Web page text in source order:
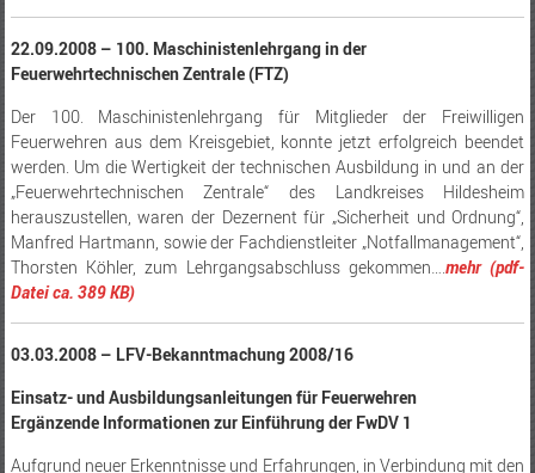
22.09.2008 – 100. Maschinistenlehrgang in der
Feuerwehrtechnischen Zentrale (FTZ)
Der 100. Maschinistenlehrgang für Mitglieder der Freiwilligen
Feuerwehren aus dem Kreisgebiet, konnte jetzt erfolgreich beendet
werden. Um die Wertigkeit der technischen Ausbildung in und an der
„Feuerwehrtechnischen Zentrale“ des Landkreises Hildesheim
herauszustellen, waren der Dezernent für „Sicherheit und Ordnung“,
Manfred Hartmann, sowie der Fachdienstleiter „Notfallmanagement“,
Thorsten Köhler, zum Lehrgangsabschluss gekommen….mehr (pdf-
Datei ca. 389 KB)
03.03.2008 – LFV-Bekanntmachung 2008/16
Einsatz- und Ausbildungsanleitungen für Feuerwehren
Ergänzende Informationen zur Einführung der FwDV 1
Aufgrund neuer Erkenntnisse und Erfahrungen, in Verbindung mit den